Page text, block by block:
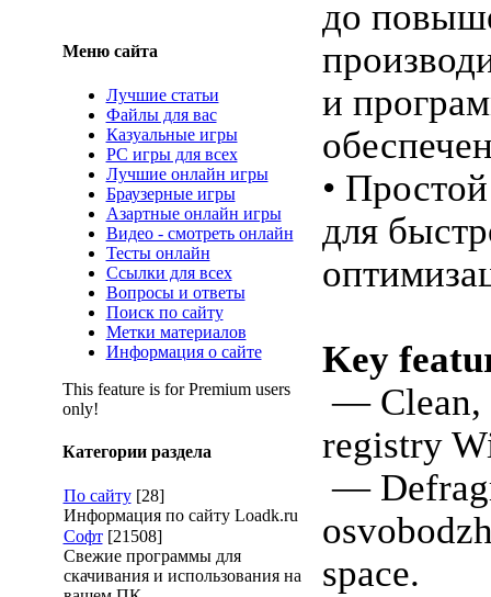
Меню сайта
Лучшие статьи
Файлы для вас
Казуальные игры
PC игры для всех
Лучшие онлайн игры
Браузерные игры
Азартные онлайн игры
Видео - смотреть онлайн
Тесты онлайн
Ссылки для всех
Вопросы и ответы
Поиск по сайту
Метки материалов
Информация о сайте
This feature is for Premium users
only!
Категории раздела
По сайту [28]
Информация по сайту Loadk.ru
Софт [21508]
Свежие программы для
скачивания и использования на
до
и
•
для
Key
— Clean,
registry
—
space.